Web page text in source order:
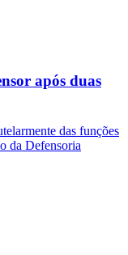
após duas
das funções
da Defensoria